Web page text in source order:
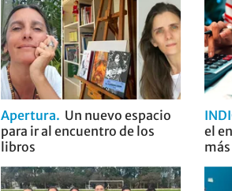
Apertura
Un nuevo espacio
para ir al encuentro de los
libros
el